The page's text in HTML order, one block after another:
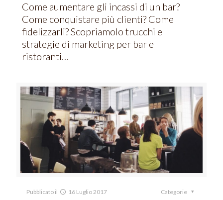
Come aumentare gli incassi di un bar?
Come conquistare più clienti? Come
fidelizzarli? Scopriamolo trucchi e
strategie di marketing per bar e
ristoranti…
Pubblicato il 16 Luglio 2017 Categorie